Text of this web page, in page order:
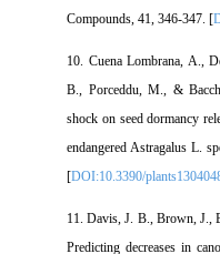
Compounds, 41, 346-
10. Cuena Lombrana,
B., Porceddu, M., &
shock on seed dormancy
endangered Astragalus L.
[DOI:10.3390/
11. Davis, J. B., Brown,
Predicting decreases in